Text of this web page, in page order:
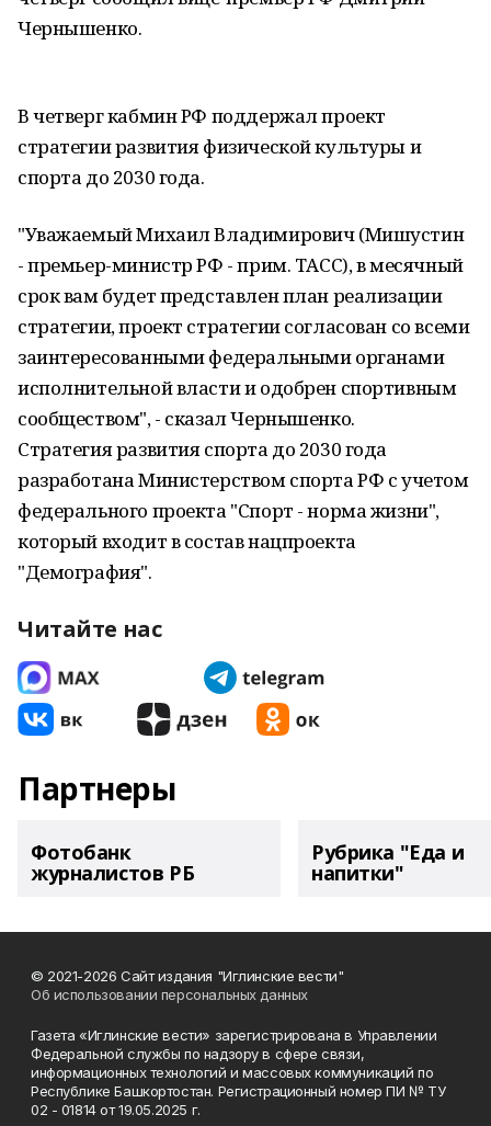
Чернышенко.
В четверг кабмин РФ поддержал проект
стратегии развития физической культуры и
спорта до 2030 года.
"Уважаемый Михаил Владимирович (Мишустин
- премьер-министр РФ - прим. ТАСС), в месячный
срок вам будет представлен план реализации
стратегии, проект стратегии согласован со всеми
заинтересованными федеральными органами
исполнительной власти и одобрен спортивным
сообществом", - сказал Чернышенко.
Стратегия развития спорта до 2030 года
разработана Министерством спорта РФ с учетом
федерального проекта "Спорт - норма жизни",
который входит в состав нацпроекта
"Демография".
Читайте нас
Партнеры
Фотобанк
журналистов РБ
Рубрика "Еда и
напитки"
© 2021-2026 Сайт издания "Иглинские вести"
Об использовании персональных данных
Газета «Иглинские вести» зарегистрирована в Управлении
Федеральной службы по надзору в сфере связи,
информационных технологий и массовых коммуникаций по
Республике Башкортостан. Регистрационный номер ПИ № ТУ
02 - 01814 от 19.05.2025 г.